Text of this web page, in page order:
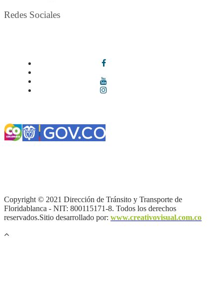
Redes Sociales
Copyright © 2021 Dirección de Tránsito y Transporte de
Floridablanca - NIT: 800115171-8. Todos los derechos
reservados.Sitio desarrollado por: www.creativovisual.com.co